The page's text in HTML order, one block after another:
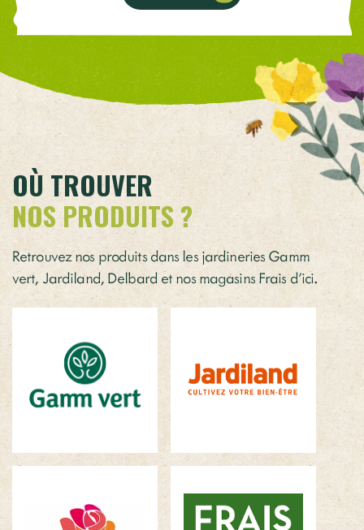
OÙ TROUVER
NOS PRODUITS ?
Retrouvez nos produits dans les jardineries Gamm
vert, Jardiland, Delbard et nos magasins Frais d’ici.